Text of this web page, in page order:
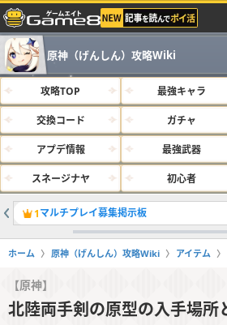
原神（げんしん）攻略Wiki
攻略TOP 最強キャラ
交換コード ガチャ
アプデ情報 最強武器
スネージナヤ 初心者
1マルチプレイ募集掲示板
ホーム 原神（げんしん）攻略Wiki アイテム
【原神】
北陸両手剣の原型の入手場所